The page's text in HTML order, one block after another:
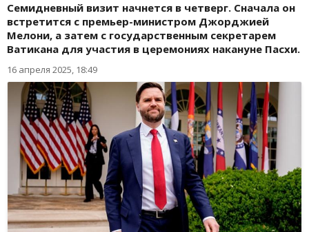
Семидневный визит начнется в четверг. Сначала он
встретится с премьер-министром Джорджией
Мелони, а затем с государственным секретарем
Ватикана для участия в церемониях накануне Пасхи.
16 апреля 2025, 18:49